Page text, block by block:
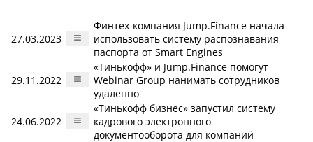
27.03.2023
Финтех-компания Jump.Finance начала
использовать систему распознавания
паспорта от Smart Engines
29.11.2022
«Тинькофф» и Jump.Finance помогут
Webinar Group нанимать сотрудников
удаленно
24.06.2022
«Тинькофф бизнес» запустил систему
кадрового электронного
документооборота для компаний